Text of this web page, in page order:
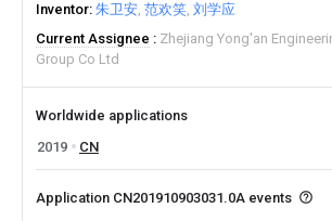
Inventor 朱卫安 范欢笑 刘学应
Current Assignee
Zhejiang Yong'an
Group Co Ltd
Worldwide applications
2019
CN
Application CN201910903031.0A events